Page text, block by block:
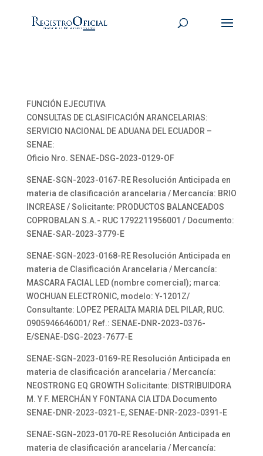
FUNCIÓN EJECUTIVA
CONSULTAS DE CLASIFICACIÓN ARANCELARIAS:
SERVICIO NACIONAL DE ADUANA DEL ECUADOR –
SENAE:
Oficio Nro. SENAE-DSG-2023-0129-OF
SENAE-SGN-2023-0167-RE Resolución Anticipada en
materia de clasificación arancelaria / Mercancía: BRIO
INCREASE / Solicitante: PRODUCTOS BALANCEADOS
COPROBALAN S.A.- RUC 1792211956001 / Documento:
SENAE-SAR-2023-3779-E
SENAE-SGN-2023-0168-RE Resolución Anticipada en
materia de Clasificación Arancelaria / Mercancía:
MASCARA FACIAL LED (nombre comercial); marca:
WOCHUAN ELECTRONIC, modelo: Y-1201Z/
Consultante: LOPEZ PERALTA MARIA DEL PILAR, RUC.
0905946646001/ Ref.: SENAE-DNR-2023-0376-
E/SENAE-DSG-2023-7677-E
SENAE-SGN-2023-0169-RE Resolución Anticipada en
materia de clasificación arancelaria / Mercancía:
NEOSTRONG EQ GROWTH Solicitante: DISTRIBUIDORA
M. Y F. MERCHÁN Y FONTANA CIA LTDA Documento
SENAE-DNR-2023-0321-E, SENAE-DNR-2023-0391-E
SENAE-SGN-2023-0170-RE Resolución Anticipada en
materia de clasificación arancelaria / Mercancía: